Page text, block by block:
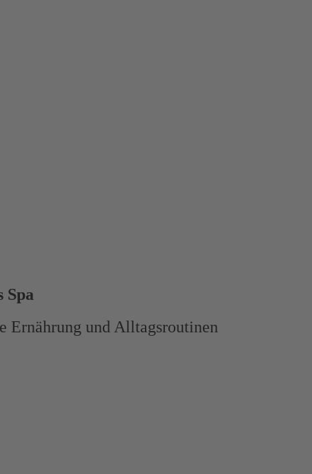
Spa
Ernährung und Alltagsroutinen